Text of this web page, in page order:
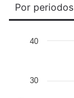
Por periodos
30
40